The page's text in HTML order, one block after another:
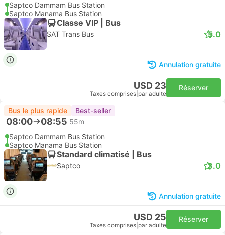
Saptco Dammam Bus Station
Saptco Manama Bus Station
Classe VIP | Bus
SAT Trans Bus 5.0
Annulation gratuite
USD 23
Taxes comprises par adulte
Réserver
Bus le plus rapide Best-seller
08:00 08:55 55m
Saptco Dammam Bus Station
Saptco Manama Bus Station
Standard climatisé | Bus
Saptco 3.0
Annulation gratuite
USD 25
Taxes comprises par adulte
Réserver